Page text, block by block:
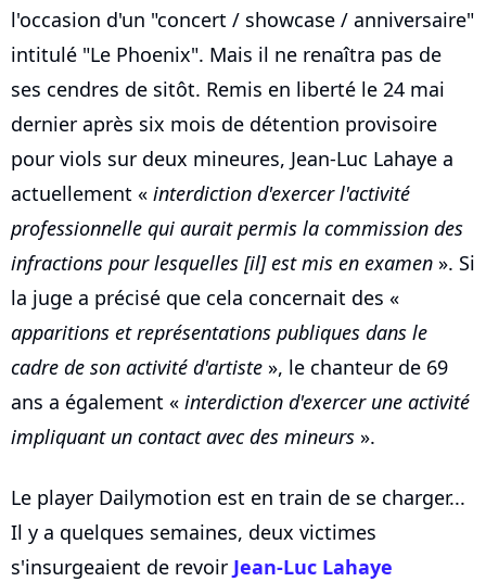
l'occasion d'un "concert / showcase / anniversaire"
intitulé "Le Phoenix". Mais il ne renaîtra pas de
ses cendres de sitôt. Remis en liberté le 24 mai
dernier après six mois de détention provisoire
pour viols sur deux mineures, Jean-Luc Lahaye a
actuellement « interdiction d'exercer l'activité
professionnelle qui aurait permis la commission des
infractions pour lesquelles [il] est mis en examen ». Si
la juge a précisé que cela concernait des «
apparitions et représentations publiques dans le
cadre de son activité d'artiste », le chanteur de 69
ans a également « interdiction d'exercer une activité
impliquant un contact avec des mineurs ».
Le player Dailymotion est en train de se charger...
Il y a quelques semaines, deux victimes
s'insurgeaient de revoir Jean-Luc Lahaye